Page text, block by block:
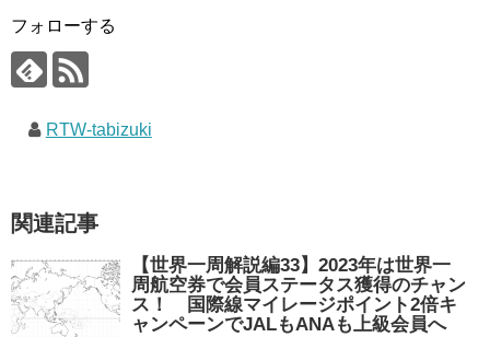
フォローする
RTW-tabizuki
関連記事
【世界一周解説編33】2023年は世界一
周航空券で会員ステータス獲得のチャン
ス！ 国際線マイレージポイント2倍キ
ャンペーンでJALもANAも上級会員へ